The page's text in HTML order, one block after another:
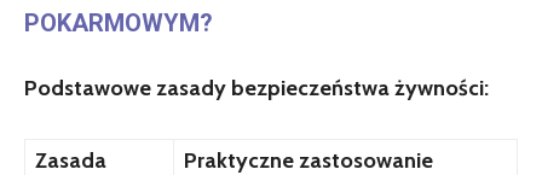
POKARMOWYM?
Podstawowe zasady bezpieczeństwa żywności:
Zasada Praktyczne zastosowanie